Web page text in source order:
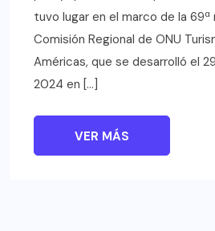
tuvo lugar en el marco de la 69ª
Comisión Regional de ONU
Américas, que se desarrolló el
2024 en […]
VER MÁS